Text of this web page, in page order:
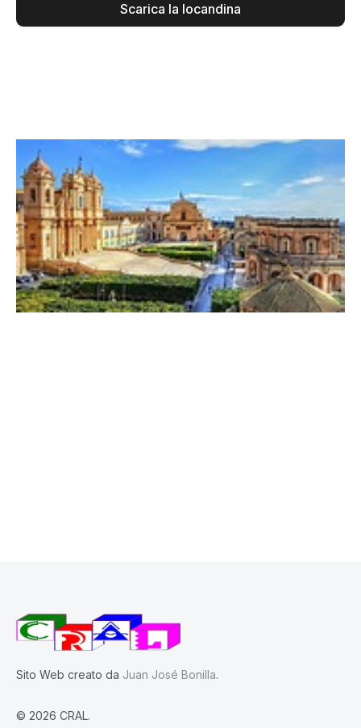
Scarica la locandina
Sito Web creato da Juan José Bonilla.
© 2026 CRAL.